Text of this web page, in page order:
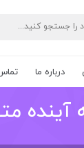
درباره ما